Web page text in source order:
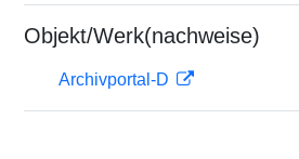
Objekt/Werk(nachweise)
Archivportal-D